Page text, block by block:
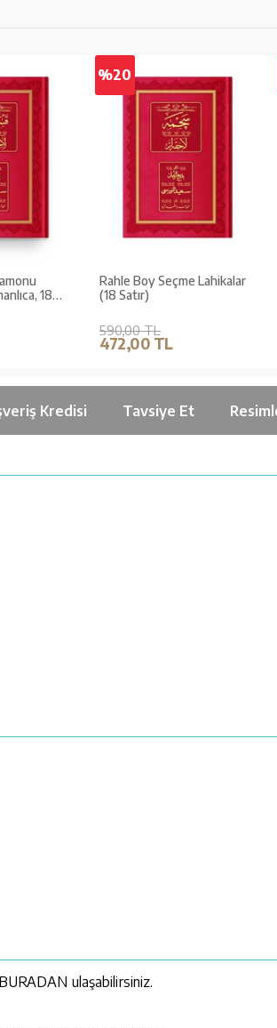
18
%20
Rahle Boy Seçme Lahikalar
(18 Satır)
590,00 TL
472,00 TL
Kredisi Tavsiye Et
BURADAN ulaşabilirsiniz.